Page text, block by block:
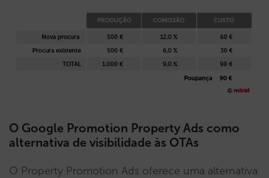
O Google Promotion Property Ads como
alternativa de visibilidade às OTAs
O Property Promotion Ads oferece uma alternativa